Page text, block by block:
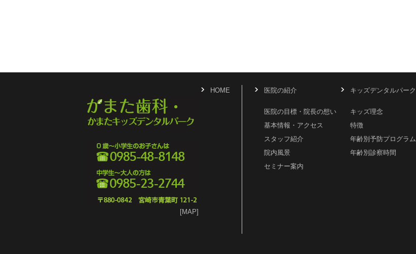
[MAP]
HOME 医院の紹介
医院の目標・院長の想い
基本情報・アクセス
スタッフ紹介
院内風景
セミナー案内
キッズデンタルパーク
キッズ理念
特徴
年齢別予防プログラム
年齢別診察時間